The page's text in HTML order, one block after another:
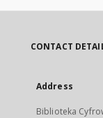
CONTACT
Address
Biblioteka